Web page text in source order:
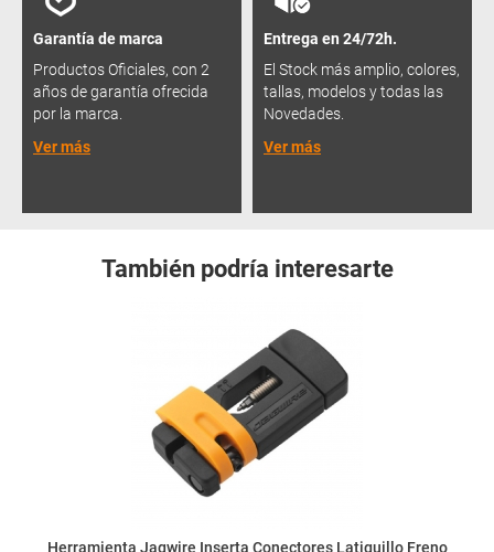
Garantía de marca
Productos Oficiales, con 2
años de garantía ofrecida
por la marca.
Ver más
Entrega en 24/72h.
El Stock más amplio, colores,
tallas, modelos y todas las
Novedades.
Ver más
También podría interesarte
Herramienta Jagwire Inserta Conectores Latiguillo Freno